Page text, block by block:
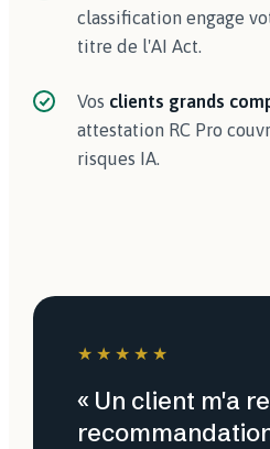
classification engage
titre de l'AI Act.
Vos clients grands
attestation RC Pro
risques IA.
★★★★★
« Un client m'a